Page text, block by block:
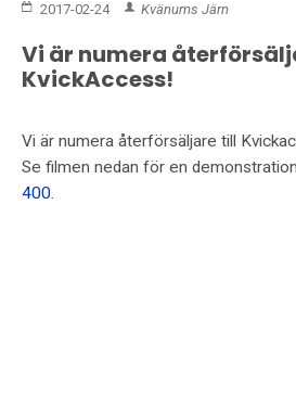
2017-02-24 Kvänums Järn
Vi är numera
KvickAccess!
Vi är numera återförsäljare till
Se filmen nedan för en
400.